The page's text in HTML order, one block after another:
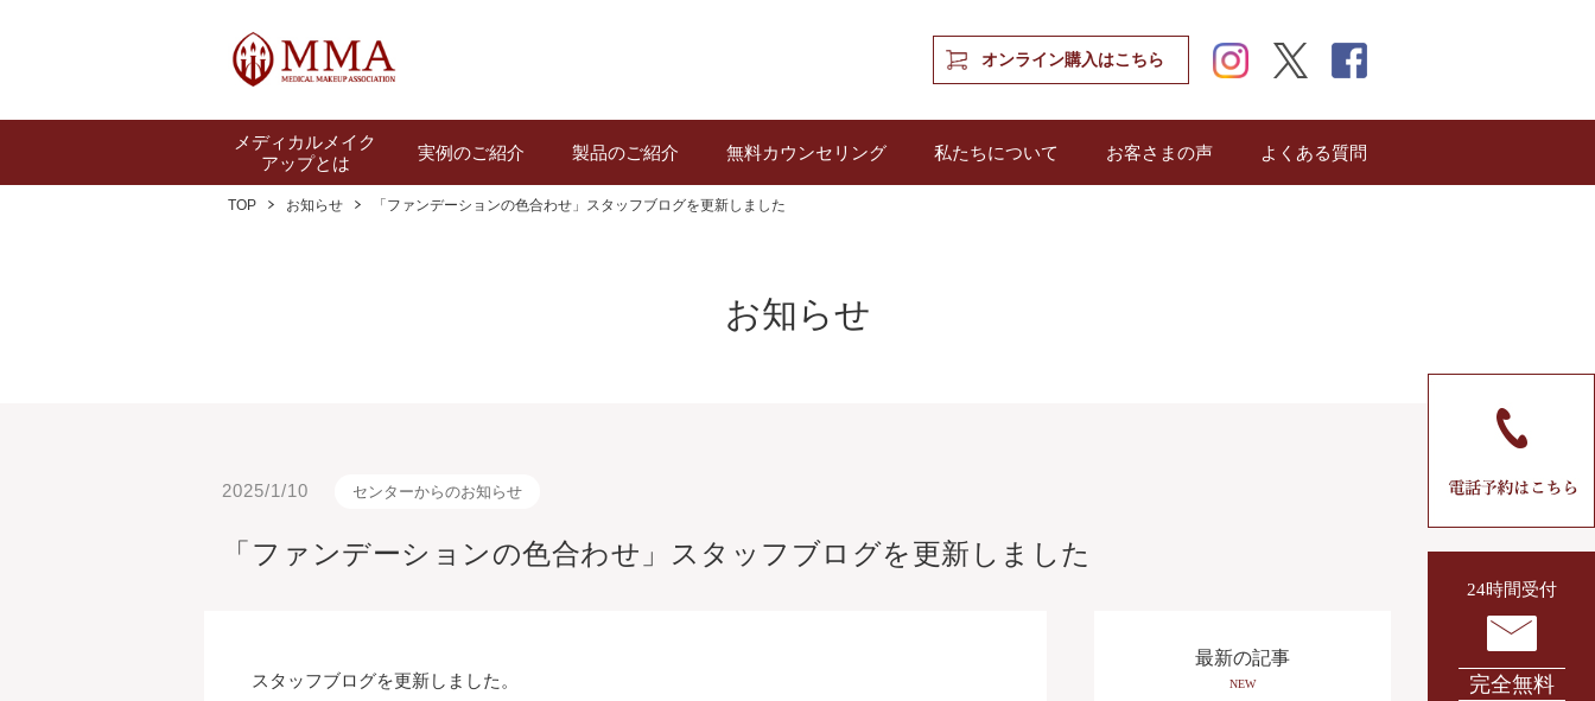
オンライン購入はこちら
instagram twitter
メディカルメイク
アップとは
実例のご紹介 製品のご紹介 無料カウンセリング 私たちについて お客さまの声 よくある質問
TOP お知らせ 「ファンデーションの色合わせ」スタッフブログを更新しました
お知らせ
24時間受付
完全無料
2025/1/10 センターからのお知らせ
「ファンデーションの色合わせ」スタッフブログを更新しました
スタッフブログを更新しました。
最新の記事
NEW